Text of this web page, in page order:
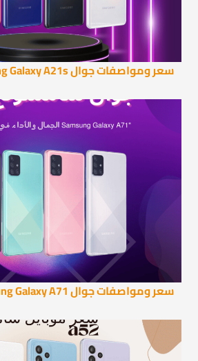
سعر ومواصفات جوال Samsung Galaxy A21s
سعر ومواصفات جوال Samsung Galaxy A71